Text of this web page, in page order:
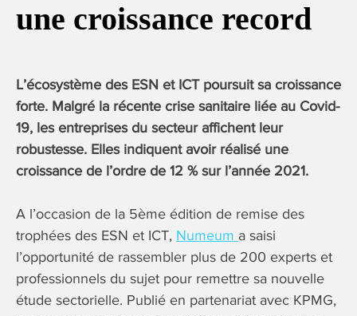
une croissance record
L’écosystème des ESN et ICT poursuit sa croissance
forte. Malgré la récente crise sanitaire liée au Covid-
19, les entreprises du secteur affichent leur
robustesse. Elles indiquent avoir réalisé une
croissance de l’ordre de 12 % sur l’année 2021.
A l’occasion de la 5ème édition de remise des
trophées des ESN et ICT, Numeum a saisi
l’opportunité de rassembler plus de 200 experts et
professionnels du sujet pour remettre sa nouvelle
étude sectorielle. Publié en partenariat avec KPMG,